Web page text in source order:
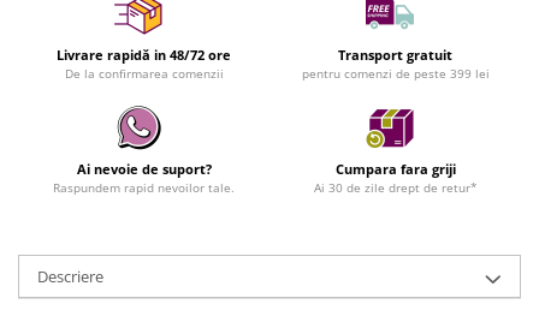
Livrare rapidă in 48/72 ore
De la confirmarea comenzii
Transport gratuit
pentru comenzi de peste 399 lei
Ai nevoie de suport?
Raspundem rapid nevoilor tale.
Cumpara fara griji
Ai 30 de zile drept de retur*
Descriere